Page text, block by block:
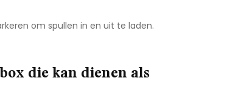
om spullen in en uit te laden.
die kan dienen als